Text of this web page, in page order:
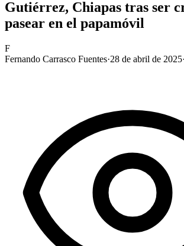
Gutiérrez, Chiapas tras ser
pasear en el papamóvil
F
Fernando Carrasco Fuentes·28 de abril de 2025·